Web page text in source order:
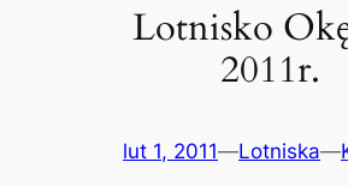
Lotnisko
2011r.
lut 1, 2011—Lotniska—